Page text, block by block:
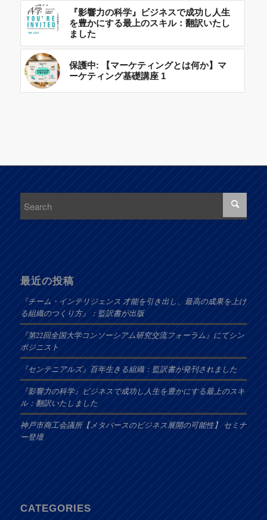
『影響力の科学』ビジネスで成功し人生
を豊かにする最上のスキル：翻訳いたし
ました
保護中: 【マーケティングとは何か】マ
ーケティング基礎講座 1
最近の投稿
『チーム・インテリジェンス 才能を引き出し、最高の成果を上げ
る組織のつくり方』：監訳書が出版
『第22回全国大学コンソーシアム研究交流フォーラム』にてシン
ポジニスト
『センテニアルズ』百年生きる組織：監訳書が発刊されました
『影響力の科学』ビジネスで成功し人生を豊かにする最上のスキ
ル：翻訳いたしました
神戸市商工会議所【メタバースのビジネス展開の可能性】 セミナ
ー登壇
CATEGORIES